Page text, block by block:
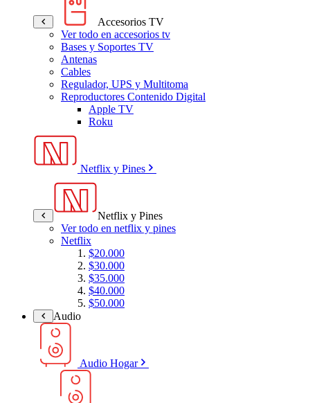
Accesorios TV
Ver todo en accesorios tv
Bases y Soportes TV
Antenas
Cables
Regulador, UPS y Multitoma
Reproductores Contenido Digital
Apple TV
Roku
Netflix y Pines
Netflix y Pines
Ver todo en netflix y pines
Netflix
$20.000
$30.000
$35.000
$40.000
$50.000
Audio
Audio Hogar